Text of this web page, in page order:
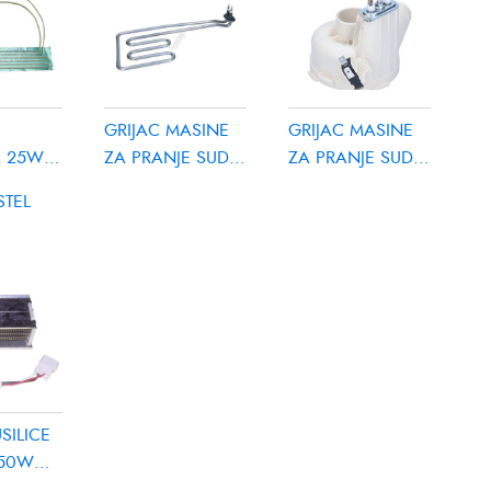
25W
GRIJAC MASINE
ZA PRANJE SUDJA
GRIJAC MASINE
ZA PRANJE SUDJA
SUDJA